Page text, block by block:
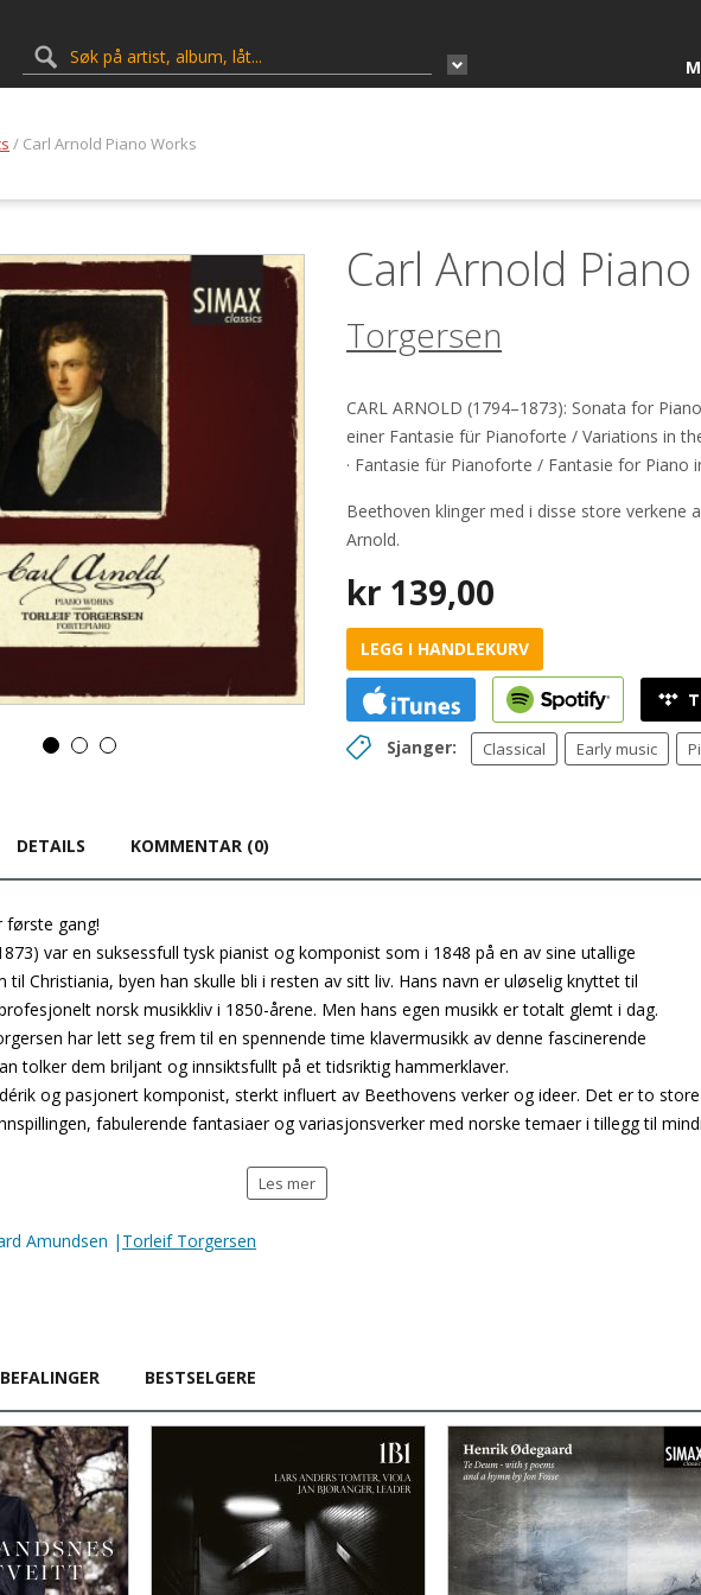
/ Carl Arnold Piano Works
Carl Arnold
Torgersen
CARL ARNOLD (1794–1873): Sonata for
einer Fantasie für Pianoforte / Variations in
· Fantasie für Pianoforte / Fantasie for Piano
Beethoven klinger med i disse store verkene
Arnold.
kr 139,00
LEGG I HANDLEKURV
Sjanger: Classical Early music
DETAILS KOMMENTAR (0)
første gang!
var en suksessfull tysk pianist og komponist som i 1848 på en av sine utallige
til Christiania, byen han skulle bli i resten av sitt liv. Hans navn er uløselig knyttet til
norsk musikkliv i 1850-årene. Men hans egen musikk er totalt glemt i dag.
har lett seg frem til en spennende time klavermusikk av denne fascinerende
tolker dem briljant og innsiktsfullt på et tidsriktig hammerklaver.
og pasjonert komponist, sterkt influert av Beethovens verker og ideer. Det er to store
fabulerende fantasiaer og variasjonsverker med norske temaer i tillegg til
Les mer
Amundsen | Torleif Torgersen
BESTSELGERE